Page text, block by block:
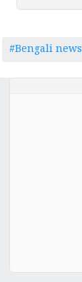
#Bengali news